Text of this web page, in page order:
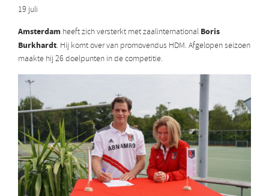
19 juli
Amsterdam heeft zich versterkt met zaalinternational Boris
Burkhardt. Hij komt over van promovendus HDM. Afgelopen seizoen
maakte hij 26 doelpunten in de competitie.